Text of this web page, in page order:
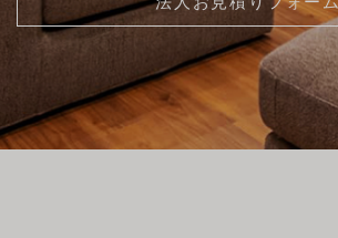
採用情報
お問い合わせ
ログイン